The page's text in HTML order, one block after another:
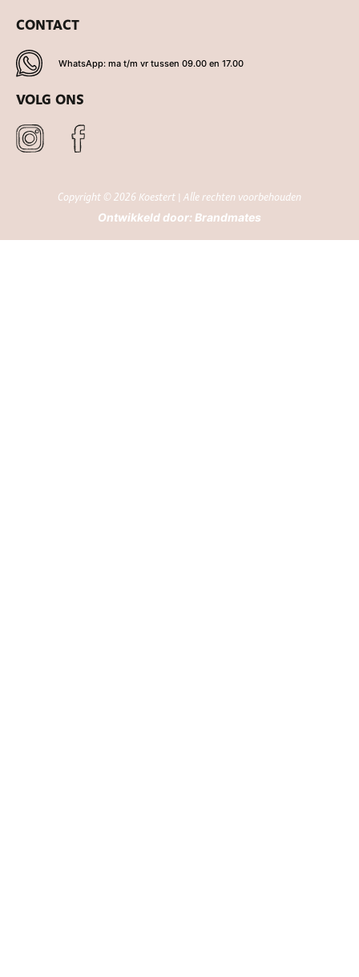
CONTACT
WhatsApp: ma t/m vr tussen 09.00 en 17.00
VOLG ONS
Copyright © 2026 Koestert | Alle rechten voorbehouden
Ontwikkeld door: Brandmates